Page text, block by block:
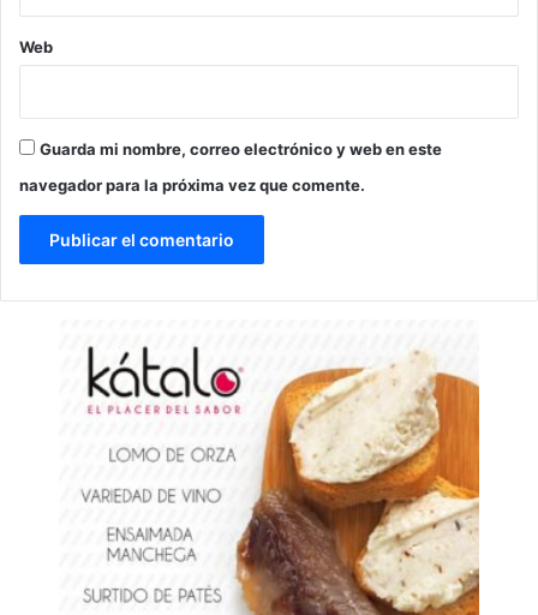
Web
Guarda mi nombre, correo electrónico y web en este
navegador para la próxima vez que comente.